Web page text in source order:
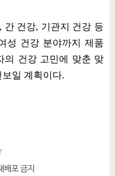
, 간 건강, 기관지 건강 등
성 건강 분야까지 제품
의 건강 고민에 맞춘 맞
일 계획이다.
포 금지